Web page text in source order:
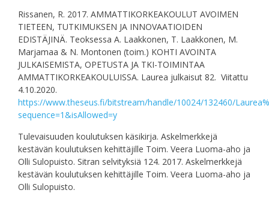
Rissanen, R. 2017. AMMATTIKORKEAKOULUT AVOIMEN
TIETEEN, TUTKIMUKSEN JA INNOVAATIOIDEN
EDISTÄJINÄ. Teoksessa A. Laakkonen, T. Laakkonen, M.
Marjamaa & N. Montonen (toim.) KOHTI AVOINTA
JULKAISEMISTA, OPETUSTA JA TKI-TOIMINTAA
AMMATTIKORKEAKOULUISSA. Laurea julkaisut 82. Viitattu
4.10.2020.
https://www.theseus.fi/bitstream/handle/10024/132460/
sequence=1&isAllowed=y
Tulevaisuuden koulutuksen käsikirja. Askelmerkkejä
kestävän koulutuksen kehittäjille Toim. Veera Luoma-aho ja
Olli Sulopuisto. Sitran selvityksiä 124. 2017. Askelmerkkejä
kestävän koulutuksen kehittäjille Toim. Veera Luoma-aho ja
Olli Sulopuisto.